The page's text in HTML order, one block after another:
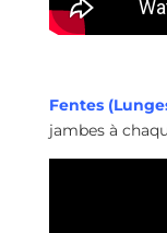
Fentes
jambes à